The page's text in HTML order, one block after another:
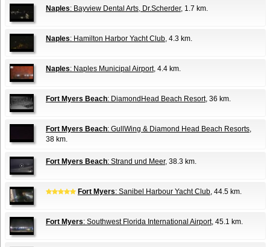
Naples: Bayview Dental Arts, Dr.Scherder, 1.7 km.
Naples: Hamilton Harbor Yacht Club, 4.3 km.
Naples: Naples Municipal Airport, 4.4 km.
Fort Myers Beach: DiamondHead Beach Resort, 36 km.
Fort Myers Beach: GullWing & Diamond Head Beach Resorts,
38 km.
Fort Myers Beach: Strand und Meer, 38.3 km.
Fort Myers: Sanibel Harbour Yacht Club, 44.5 km.
Fort Myers: Southwest Florida International Airport, 45.1 km.